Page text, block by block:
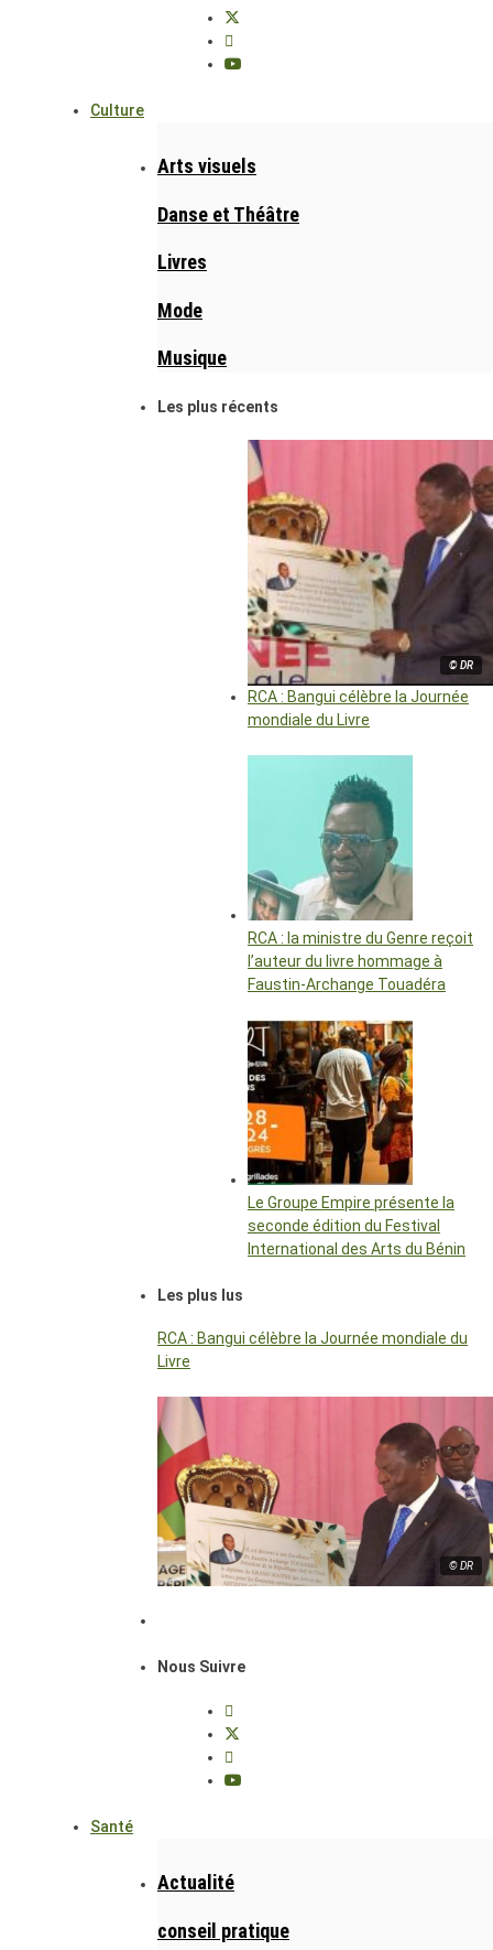
Culture
Arts visuels
Danse et Théâtre
Livres
Mode
Musique
Les plus récents
© DR
RCA : Bangui célèbre la Journée
mondiale du Livre
RCA : la ministre du Genre reçoit
l’auteur du livre hommage à
Faustin-Archange Touadéra
Le Groupe Empire présente la
seconde édition du Festival
International des Arts du Bénin
Les plus lus
RCA : Bangui célèbre la Journée mondiale du
Livre
© DR
Nous Suivre
Santé
Actualité
conseil pratique